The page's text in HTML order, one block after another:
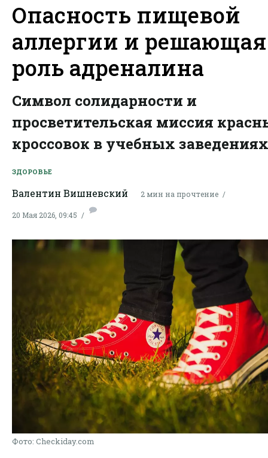
Опасность пищевой
аллергии и решающая
роль адреналина
Символ солидарности и
просветительская миссия
кроссовок в учебных
ЗДОРОВЬЕ
Валентин Вишневский 2 мин на прочтение
20 Мая 2026, 09:45
Фото: Checkiday.com